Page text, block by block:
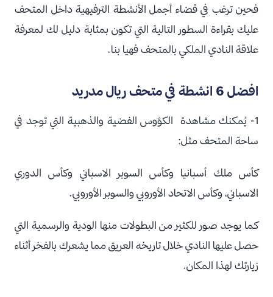
فحين ترغب في قضاء أجمل الأنشطة الترفيهية داخل المتحف
عليك بقراءة السطور التالية التي تكون بمثابة دليل لك لمعرفة
علاقة النادي الملكي بالمتحف فهيا بنا.
افضل 6 انشطة في متحف ريال مدريد
1- يُمكنك مشاهدة الكؤوس الفضية والذهبية التي توجد في
ساحة المتحف مثل:
كأس ملك أسبانيا وكأس السوبر الاسباني وكأس الدوري
الاسباني، وكأس الاتحاد الأوروبي والسوبر الأوروبي.
كما يوجد صور للكثير من البطولات منها الودية والرسمية التي
حصل عليها النادي خلال تاريخه العريق مما يشعرك بالفخر أثناء
زيارتك لهذا المكان.